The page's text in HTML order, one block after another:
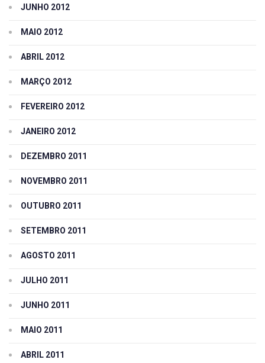
JUNHO 2012
MAIO 2012
ABRIL 2012
MARÇO 2012
FEVEREIRO 2012
JANEIRO 2012
DEZEMBRO 2011
NOVEMBRO 2011
OUTUBRO 2011
SETEMBRO 2011
AGOSTO 2011
JULHO 2011
JUNHO 2011
MAIO 2011
ABRIL 2011